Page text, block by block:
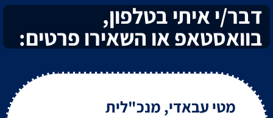
דבר/י איתי בטלפון,
בוואסטאפ או השאירו פרטים:
מטי עבאדי, מנכ"לית